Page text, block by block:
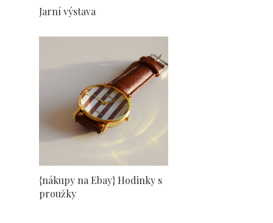
Jarní výstava
{nákupy na Ebay} Hodinky s
proužky